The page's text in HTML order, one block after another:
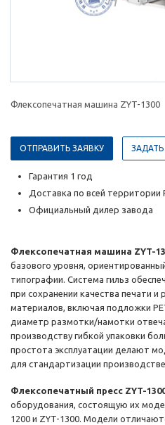
Флексопечатная машина ZYT-1300
ОТПРАВИТЬ ЗАЯВКУ
Гарантия 1 год
Доставка по всей
Официальный дилер завода
Флексопечатная машина ZYT-
базового уровня,
типографии. Система гильз
при сохранении качества печати
материалов, включая подложки
диаметр размотки/намотки
производству гибкой упаковки
простота эксплуатации делают
для стандартизации
Флексопечатный пресс ZYT-
оборудования, состоящую их
1200 и ZYT-1300. Модели